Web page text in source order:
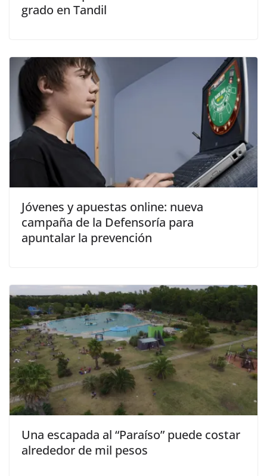
grado en Tandil
Jóvenes y apuestas online: nueva
campaña de la Defensoría para
apuntalar la prevención
Una escapada al “Paraíso” puede costar
alrededor de mil pesos